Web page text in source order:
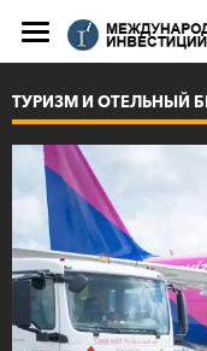
ТУРИЗМ И ОТЕЛЬНЫЙ